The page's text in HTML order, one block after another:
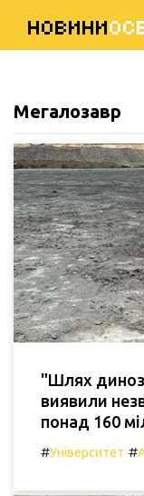
НОВИНИ
Мегалозавр
"Шлях
виявили
понад 160
#Університет #